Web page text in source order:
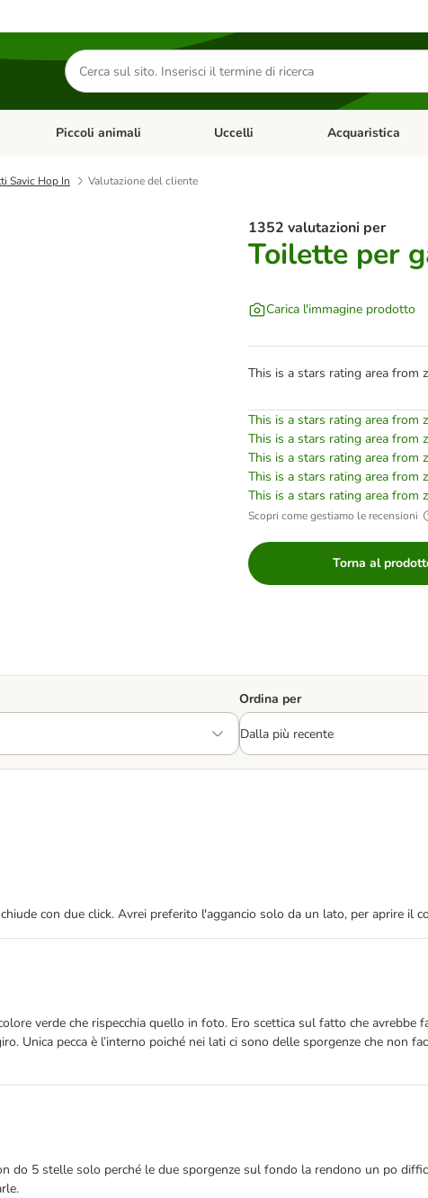
Cerca
prodotti
Apri Menu Categoria: Diete e antiparassitari
Piccoli animali Apri Menu Categoria: Piccoli animali
Uccelli Apri Menu
Acquaristica
Savic Hop In Valutazione del cliente
1352 valutazioni per
Toilette per
Carica l'immagine prodotto
This is a stars rating area from
This is a stars rating area from
This is a stars rating area from
This is a stars rating area from
This is a stars rating area from
This is a stars rating area from
Scopri come gestiamo le recensioni
Torna al
Ordina per
con due click. Avrei preferito l'aggancio solo da un lato, per aprire il
verde che rispecchia quello in foto. Ero scettica sul fatto che
Unica pecca è l’interno poiché nei lati ci sono delle sporgenze che non
do 5 stelle solo perché le due sporgenze sul fondo la rendono un po